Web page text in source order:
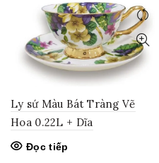
Ly sứ Màu Bát Tràng Vẽ
Hoa 0.22L + Dĩa
Đọc tiếp